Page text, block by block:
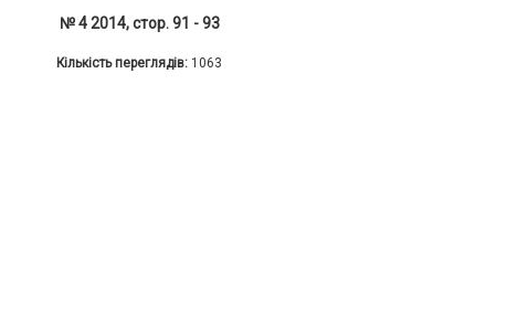
№ 4 2014, стор. 91 - 93
Кількість переглядів: 1063